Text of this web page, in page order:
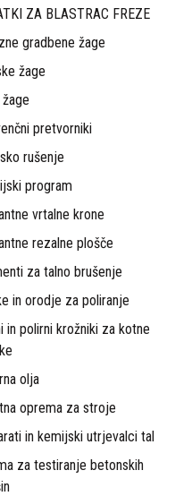
ZA BLASTRAC FREZE
gradbene žage
žage
pretvorniki
rušenje
program
vrtalne krone
rezalne plošče
za talno brušenje
in orodje za poliranje
in polirni krožniki za kotne
olja
oprema za stroje
in kemijski utrjevalci tal
za testiranje betonskih